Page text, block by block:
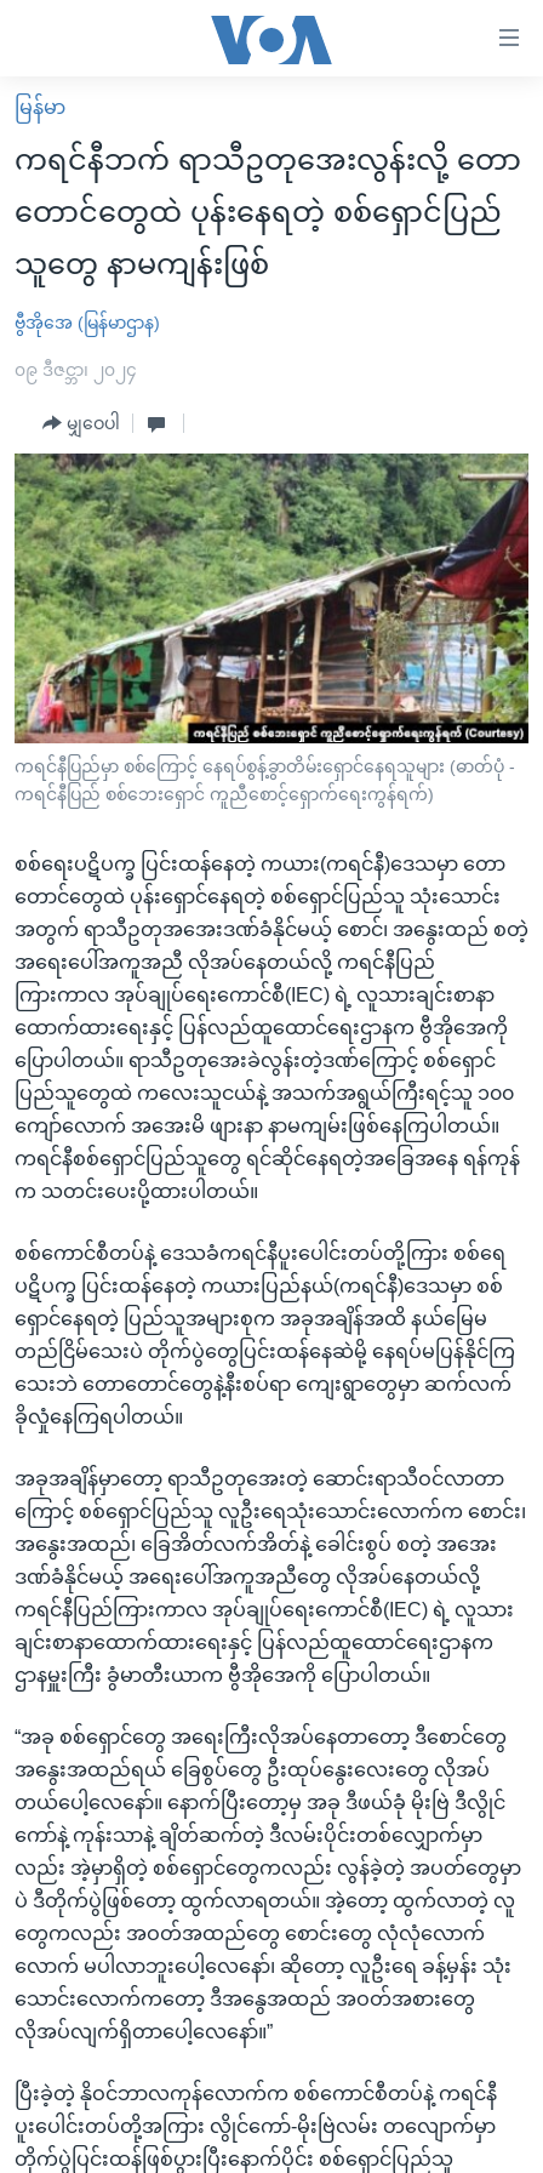
လွယ်ကူ
စေ
များ
ပင်မ
ကျော်
ကြည့်
ရန်
ပင်မ
အ
ညွန်း
စာမျက်နှာ
သို့
ကျော်
ကြည့်
ရန်
ရှာဖွေ
သို့
ကျော်
ရန်
မူလစာမျက်နှာ
မြန်မာ
ကမ္ဘာ့သတင်းများ
နိုင်ငံတကာ
အစ္စရေး-ပါလက်စတိုင်း
ဗွီဒီယို
အင်္ဂလိပ်စာလေ့လာမယ်
အမေရိကန်သုံးအီဒီယံ
မကြေးမုံရဲ့ အင်္ဂလိပ်စာ
ရုပ်ရှင်ထဲက အင်္ဂလိပ်စာ
သုတပဒေသာ အင်္ဂလိပ်စာ
အပတ်စဉ်ကဏ္ဍများ
ရေဒီယို
တီဗွီ
ရေဒီယိုနှင့်ရုပ်သံ အချက်အလက်များ
ရေဒီယို/တီဗွီအစီအစဉ်
Learning English
ဗွီအိုအေ လူမှုကွန်ယက်များ
ဘာသာစကားများ
မြန်မာ
ကရင်နီဘက် ရာသီဥတုအေးလွန်းလို့ တော
တောင်တွေထဲ ပုန်းနေရတဲ့ စစ်ရှောင်ပြည်
သူတွေ နာမကျန်းဖြစ်
ဗွီအိုအေ (မြန်မာဌာန)
၀၉ ဒီဇင္ဘာ၊ ၂၀၂၄
မျှဝေပါ
ကရင်နီပြည်မှာ စစ်ကြောင့် နေရပ်စွန့်ခွာတိမ်းရှောင်နေရသူများ (ဓာတ်ပုံ -
ကရင်နီပြည် စစ်ဘေးရှောင် ကူညီစောင့်ရှောက်ရေးကွန်ရက်)
စစ်ရေးပဋိပက္ခ ပြင်းထန်နေတဲ့ ကယား(ကရင်နီ)ဒေသမှာ တော
တောင်တွေထဲ ပုန်းရှောင်နေရတဲ့ စစ်ရှောင်ပြည်သူ သုံးသောင်း
အတွက် ရာသီဥတုအအေးဒဏ်ခံနိုင်မယ့် စောင်၊ အနွေးထည် စတဲ့
အရေးပေါ်အကူအညီ လိုအပ်နေတယ်လို့ ကရင်နီပြည်
ကြားကာလ အုပ်ချုပ်ရေးကောင်စီ(IEC) ရဲ့ လူသားချင်းစာနာ
ထောက်ထားရေးနှင့် ပြန်လည်ထူထောင်ရေးဌာနက ဗွီအိုအေကို
ပြောပါတယ်။ ရာသီဥတုအေးခဲလွန်းတဲ့ဒဏ်ကြောင့် စစ်ရှောင်
ပြည်သူတွေထဲ ကလေးသူငယ်နဲ့ အသက်အရွယ်ကြီးရင့်သူ ၁၀၀
ကျော်လောက် အအေးမိ ဖျားနာ နာမကျမ်းဖြစ်နေကြပါတယ်။
ကရင်နီစစ်ရှောင်ပြည်သူတွေ ရင်ဆိုင်နေရတဲ့အခြေအနေ ရန်ကုန်
က သတင်းပေးပို့ထားပါတယ်။
စစ်ကောင်စီတပ်နဲ့ ဒေသခံကရင်နီပူးပေါင်းတပ်တို့ကြား စစ်ရေ
ပဋိပက္ခ ပြင်းထန်နေတဲ့ ကယားပြည်နယ်(ကရင်နီ)ဒေသမှာ စစ်
ရှောင်နေရတဲ့ ပြည်သူအများစုက အခုအချိန်အထိ နယ်မြေမ
တည်ငြိမ်သေးပဲ တိုက်ပွဲတွေပြင်းထန်နေဆဲမို့ နေရပ်မပြန်နိုင်ကြ
သေးဘဲ တောတောင်တွေနဲ့နီးစပ်ရာ ကျေးရွာတွေမှာ ဆက်လက်
ခိုလှုံနေကြရပါတယ်။
အခုအချိန်မှာတော့ ရာသီဥတုအေးတဲ့ ဆောင်းရာသီဝင်လာတာ
ကြောင့် စစ်ရှောင်ပြည်သူ လူဦးရေသုံးသောင်းလောက်က စောင်း၊
အနွေးအထည်၊ ခြေအိတ်လက်အိတ်နဲ့ ခေါင်းစွပ် စတဲ့ အအေး
ဒဏ်ခံနိုင်မယ့် အရေးပေါ်အကူအညီတွေ လိုအပ်နေတယ်လို့
ကရင်နီပြည်ကြားကာလ အုပ်ချုပ်ရေးကောင်စီ(IEC) ရဲ့ လူသား
ချင်းစာနာထောက်ထားရေးနှင့် ပြန်လည်ထူထောင်ရေးဌာနက
ဌာနမှူးကြီး ခွံမာတီးယာက ဗွီအိုအေကို ပြောပါတယ်။
“အခု စစ်ရှောင်တွေ အရေးကြီးလိုအပ်နေတာတော့ ဒီစောင်တွေ
အနွေးအထည်ရယ် ခြေစွပ်တွေ ဦးထုပ်နွေးလေးတွေ လိုအပ်
တယ်ပေါ့လေနော်။ နောက်ပြီးတော့မှ အခု ဒီဖယ်ခုံ မိုးဗြဲ ဒီလွိုင်
ကော်နဲ့ ကုန်းသာနဲ့ ချိတ်ဆက်တဲ့ ဒီလမ်းပိုင်းတစ်လျှောက်မှာ
လည်း အဲ့မှာရှိတဲ့ စစ်ရှောင်တွေကလည်း လွန်ခဲ့တဲ့ အပတ်တွေမှာ
ပဲ ဒီတိုက်ပွဲဖြစ်တော့ ထွက်လာရတယ်။ အဲ့တော့ ထွက်လာတဲ့ လူ
တွေကလည်း အဝတ်အထည်တွေ စောင်းတွေ လုံလုံလောက်
လောက် မပါလာဘူးပေါ့လေနော်၊ ဆိုတော့ လူဦးရေ ခန့်မှန်း သုံး
သောင်းလောက်ကတော့ ဒီအနွေအထည် အဝတ်အစားတွေ
လိုအပ်လျက်ရှိတာပေါ့လေနော်။”
ပြီးခဲ့တဲ့ နိုဝင်ဘာလကုန်လောက်က စစ်ကောင်စီတပ်နဲ့ ကရင်နီ
ပူးပေါင်းတပ်တို့အကြား လွိုင်ကော်-မိုးဗြဲလမ်း တလျောက်မှာ
တိုက်ပွဲပြင်းထန်ဖြစ်ပွားပြီးနောက်ပိုင်း စစ်ရှောင်ပြည်သူ